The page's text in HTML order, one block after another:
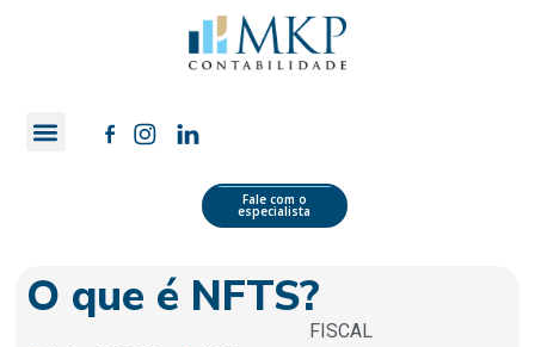
Fale com o
especialista
O que é NFTS?
FISCAL